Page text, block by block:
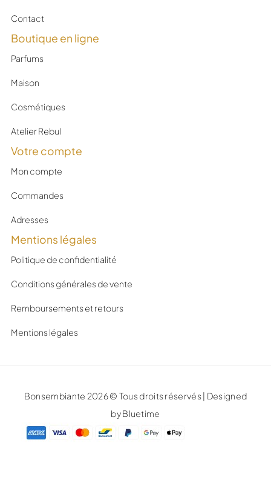
Contact
Boutique en ligne
Parfums
Maison
Cosmétiques
Atelier Rebul
Votre compte
Mon compte
Commandes
Adresses
Mentions légales
Politique de confidentialité
Conditions générales de vente
Remboursements et retours
Mentions légales
Bonsembiante 2026 © Tous droits réservés | Designed
by Bluetime